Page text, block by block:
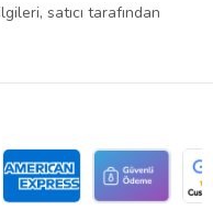
satıcı tarafından